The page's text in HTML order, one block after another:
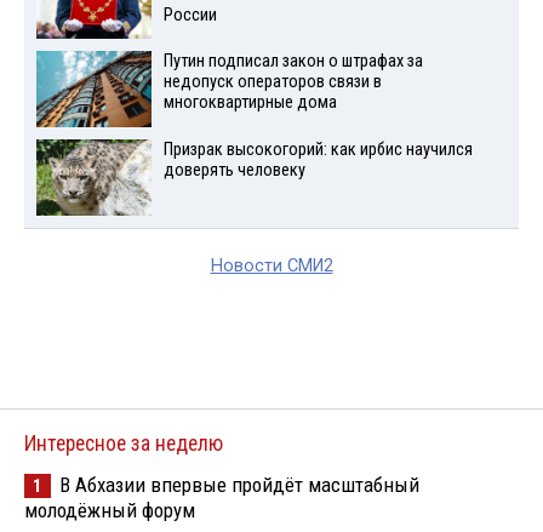
России
Путин подписал закон о штрафах за
недопуск операторов связи в
многоквартирные дома
Призрак высокогорий: как ирбис научился
доверять человеку
Новости СМИ2
Интересное за неделю
1
В Абхазии впервые пройдёт масштабный
молодёжный форум